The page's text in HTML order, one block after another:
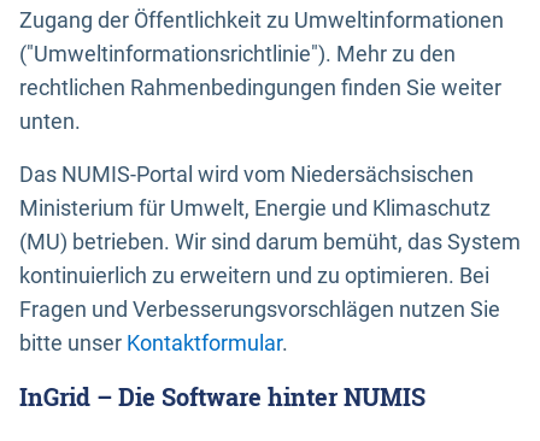
Zugang der Öffentlichkeit zu Umweltinformationen
("Umweltinformationsrichtlinie"). Mehr zu den
rechtlichen Rahmenbedingungen finden Sie weiter
unten.
Das NUMIS-Portal wird vom Niedersächsischen
Ministerium für Umwelt, Energie und Klimaschutz
(MU) betrieben. Wir sind darum bemüht, das System
kontinuierlich zu erweitern und zu optimieren. Bei
Fragen und Verbesserungsvorschlägen nutzen Sie
bitte unser Kontaktformular.
InGrid – Die Software hinter NUMIS